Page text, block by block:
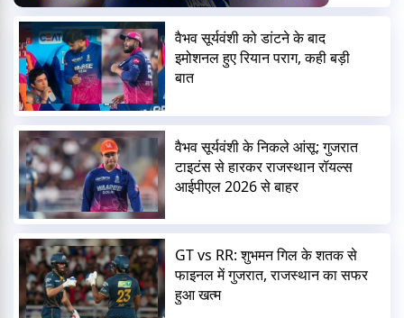
वैभव सूर्यवंशी को डांटने के बाद
इमोशनल हुए रियान पराग, कही बड़ी
बात
वैभव सूर्यवंशी के निकले आंसू: गुजरात
टाइटंस से हारकर राजस्थान रॉयल्स
आईपीएल 2026 से बाहर
GT vs RR: शुभमन गिल के शतक से
फाइनल में गुजरात, राजस्थान का सफर
हुआ खत्म